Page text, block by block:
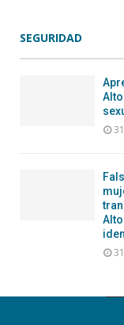
SEGURIDAD